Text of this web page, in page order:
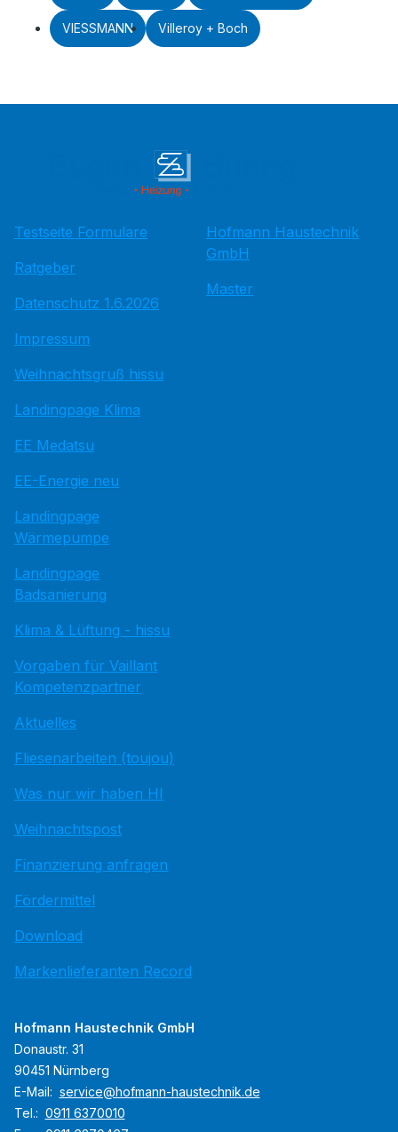
VIESSMANN Villeroy + Boch
Testseite Formulare
Ratgeber
Datenschutz 1.6.2026
Impressum
Weihnachtsgruß hissu
Landingpage Klima
EE Medatsu
EE-Energie neu
Landingpage
Wärmepumpe
Landingpage
Badsanierung
Klima & Lüftung - hissu
Vorgaben für Vaillant
Kompetenzpartner
Aktuelles
Fliesenarbeiten (toujou)
Was nur wir haben HI
Weihnachtspost
Finanzierung anfragen
Fördermittel
Download
Markenlieferanten Record
Hofmann Haustechnik
GmbH
Master
Hofmann Haustechnik GmbH
Donaustr. 31
90451 Nürnberg
E-Mail: service@hofmann-haustechnik.de
Tel.: 0911 6370010